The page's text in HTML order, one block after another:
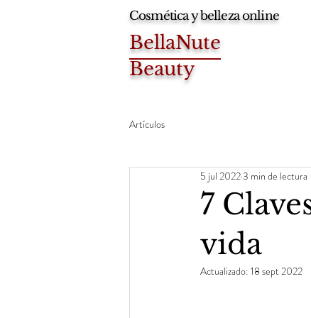
Cosmética y belleza online
BellaNute
Beauty
Artículos
7
vida
5 jul 20223 min de lectura
Actualizado: 18 sept 2022